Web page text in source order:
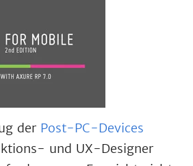
der Post-PC-Devices
und UX-Designer